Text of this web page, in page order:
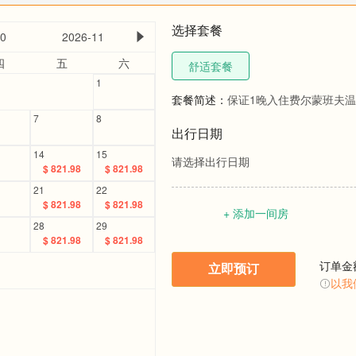
2026-11
五 六
1
7 8
14
$ 821.98
15
$ 821.98
21
$ 821.98
22
$ 821.98
28
$ 821.98
29
$ 821.98
选择套餐
舒适套餐
套餐简述：保证1晚入住费尔蒙班夫
出行日期
请选择出行日期
+ 添加一间房
立即预订 订单
以